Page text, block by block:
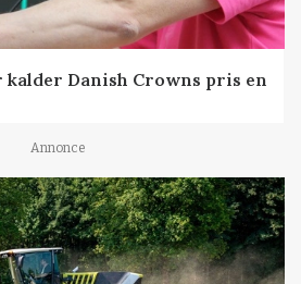
Danish Crowns pris en
Annonce